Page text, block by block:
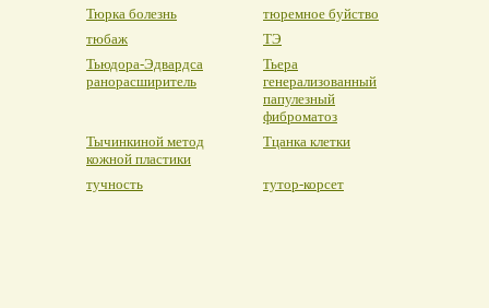
Тюрка болезнь
тюремное буйство
тюбаж
ТЭ
Тьюдора-Эдвардса
ранорасширитель
Тьера
генерализованный
папулезный
фиброматоз
Тычинкиной метод
кожной пластики
Тцанка клетки
тучность тутор-корсет